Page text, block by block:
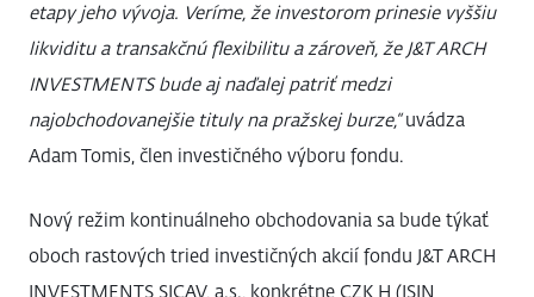
etapy jeho vývoja. Veríme, že investorom prinesie vyššiu
likviditu a transakčnú flexibilitu a zároveň, že J&T ARCH
INVESTMENTS bude aj naďalej patriť medzi
najobchodovanejšie tituly na pražskej burze,“uvádza
Adam Tomis, člen investičného výboru fondu.
Nový režim kontinuálneho obchodovania sa bude týkať
oboch rastových tried investičných akcií fondu J&T ARCH
INVESTMENTS SICAV, a.s., konkrétne CZK H (ISIN